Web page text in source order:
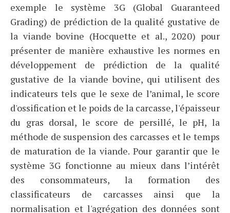
exemple le système 3G (Global Guaranteed
Grading) de prédiction de la qualité gustative de
la viande bovine (Hocquette et al., 2020) pour
présenter de manière exhaustive les normes en
développement de prédiction de la qualité
gustative de la viande bovine, qui utilisent des
indicateurs tels que le sexe de l’animal, le score
d'ossification et le poids de la carcasse, l'épaisseur
du gras dorsal, le score de persillé, le pH, la
méthode de suspension des carcasses et le temps
de maturation de la viande. Pour garantir que le
système 3G fonctionne au mieux dans l’intérêt
des consommateurs, la formation des
classificateurs de carcasses ainsi que la
normalisation et l'agrégation des données sont